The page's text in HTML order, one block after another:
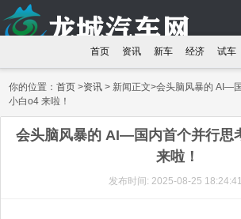
首页 资讯 新车 经济 试车
你的位置：首页 >资讯 > 新闻正文>会头脑风暴的 AI—
小白o4 来啦！
会头脑风暴的 AI—国内首个并行思
来啦！
发布时间: 2025-08-25 18:24:41